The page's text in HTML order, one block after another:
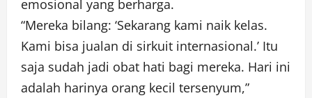
emosional yang berharga.
“Mereka bilang: ‘Sekarang kami naik kelas.
Kami bisa jualan di sirkuit internasional.’ Itu
saja sudah jadi obat hati bagi mereka. Hari ini
adalah harinya orang kecil tersenyum,”